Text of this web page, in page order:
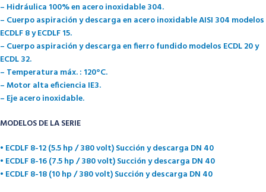
– Hidráulica 100% en acero inoxidable 304.
– Cuerpo aspiración y descarga en acero inoxidable AISI 304 modelos
ECDLF 8 y ECDLF 15.
– Cuerpo aspiración y descarga en fierro fundido modelos ECDL 20 y
ECDL 32.
– Temperatura máx. : 120°C.
– Motor alta eficiencia IE3.
– Eje acero inoxidable.
MODELOS DE LA SERIE
• ECDLF 8-12 (5.5 hp / 380 volt) Succión y descarga DN 40
• ECDLF 8-16 (7.5 hp / 380 volt) Succión y descarga DN 40
• ECDLF 8-18 (10 hp / 380 volt) Succión y descarga DN 40